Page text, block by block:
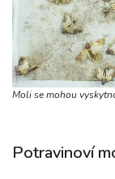
Moli se mohou
Potravinoví